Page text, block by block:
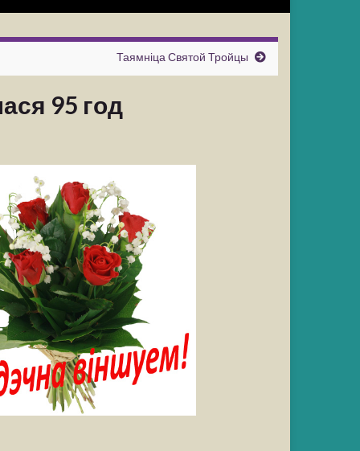
Таямніца Святой Тройцы
95 год